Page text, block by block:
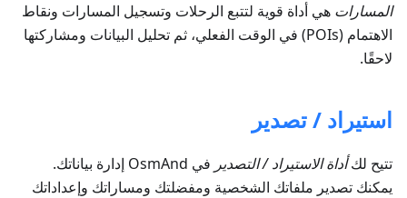
المسارات هي أداة قوية لتتبع الرحلات وتسجيل المسارات ونقاط
الاهتمام (POIs) في الوقت الفعلي، ثم تحليل البيانات ومشاركتها
لاحقًا.
استيراد / تصدير
تتيح لكأداة الاستيراد / التصدير
في OsmAnd إدارة بياناتك.
يمكنك تصدير ملفاتك الشخصية ومفضلتك ومساراتك وإعداداتك